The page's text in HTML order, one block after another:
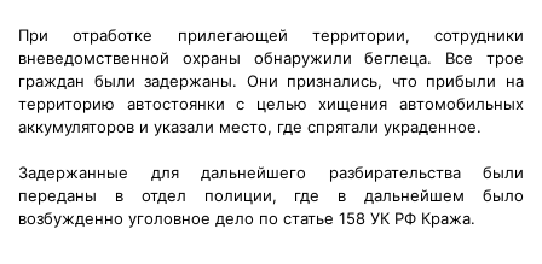
При отработке прилегающей территории, сотрудники
вневедомственной охраны обнаружили беглеца. Все трое
граждан были задержаны. Они признались, что прибыли на
территорию автостоянки с целью хищения автомобильных
аккумуляторов и указали место, где спрятали украденное.
Задержанные для дальнейшего разбирательства были
переданы в отдел полиции, где в дальнейшем было
возбужденно уголовное дело по статье 158 УК РФ Кража.